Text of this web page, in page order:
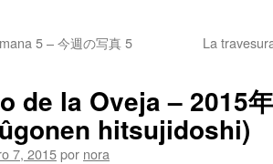
5 – 今週の写真 5 La
de la Oveja – 2015
hitsujidoshi)
7, 2015por nora